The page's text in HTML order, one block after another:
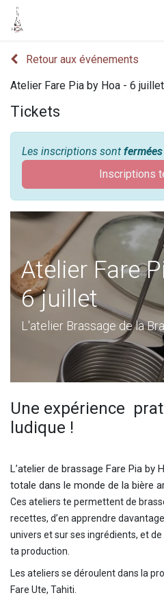
Retour aux événements
Atelier Fare Pia by Hoa - 6 juillet
Tickets
Les inscriptions sont fermées
Inscriptions
Atelier Fare
6 juillet
L'atelier Brassage de la
Une expérience
ludique !
L’atelier de brassage Fare Pia by
totale dans le monde de la bière
Ces ateliers te permettent de
recettes, d’en apprendre
univers et sur ses ingrédients, et
ta production.
Les ateliers se déroulent dans la
Fare Ute, Tahiti.